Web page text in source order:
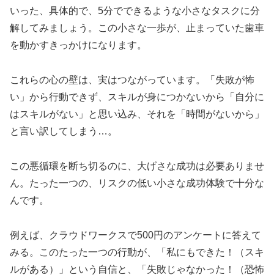
いった、具体的で、5分でできるような小さなタスクに分
解してみましょう。この小さな一歩が、止まっていた歯車
を動かすきっかけになります。
これらの心の壁は、実はつながっています。「失敗が怖
い」から行動できず、スキルが身につかないから「自分に
はスキルがない」と思い込み、それを「時間がないから」
と言い訳してしまう…。
この悪循環を断ち切るのに、大げさな成功は必要ありませ
ん。たった一つの、リスクの低い小さな成功体験で十分な
んです。
例えば、クラウドワークスで500円のアンケートに答えて
みる。このたった一つの行動が、「私にもできた！（スキ
ルがある）」という自信と、「失敗じゃなかった！（恐怖